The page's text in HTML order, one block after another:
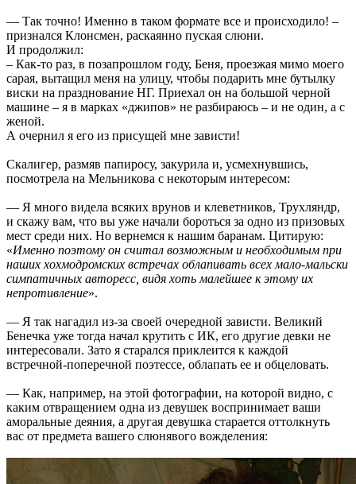
— Так точно! Именно в таком формате все и происходило! –
признался Клонсмен, раскаянно пуская слюни.
И продолжил:
– Как-то раз, в позапрошлом году, Беня, проезжая мимо моего
сарая, вытащил меня на улицу, чтобы подарить мне бутылку
виски на празднование НГ. Приехал он на большой черной
машине – я в марках «джипов» не разбираюсь – и не один, а с
женой.
А очернил я его из присущей мне зависти!
Скалигер, размяв папиросу, закурила и, усмехнувшись,
посмотрела на Мельникова с некоторым интересом:
— Я много видела всяких врунов и клеветников, Трухляндр,
и скажу вам, что вы уже начали бороться за одно из призовых
мест среди них. Но вернемся к нашим баранам. Цитирую:
«Именно поэтому он считал возможным и необходимым при
наших хохмодромских встречах облапивать всех мало-мальски
симпатичных авторесс, видя хоть малейшее к этому их
непротивление».
— Я так нагадил из-за своей очередной зависти. Великий
Бенечка уже тогда начал крутить с ИК, его другие девки не
интересовали. Зато я старался приклеится к каждой
встречной-поперечной поэтессе, облапать ее и обцеловать.
— Как, например, на этой фотографии, на которой видно, с
каким отвращением одна из девушек воспринимает ваши
аморальные деяния, а другая девушка старается оттолкнуть
вас от предмета вашего слюнявого вожделения: